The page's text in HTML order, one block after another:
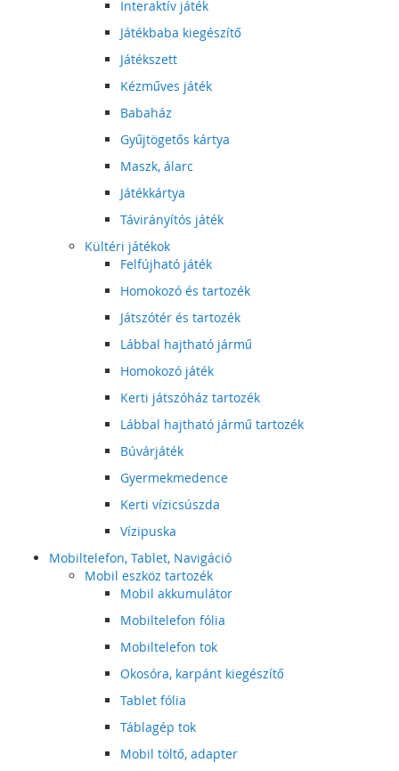
Interaktív játék
Játékbaba kiegészítő
Játékszett
Kézműves játék
Babaház
Gyűjtögetős kártya
Maszk, álarc
Játékkártya
Távirányítós játék
Kültéri játékok
Felfújható játék
Homokozó és tartozék
Játszótér és tartozék
Lábbal hajtható jármű
Homokozó játék
Kerti játszóház tartozék
Lábbal hajtható jármű tartozék
Búvárjáték
Gyermekmedence
Kerti vízicsúszda
Vízipuska
Mobiltelefon, Tablet, Navigáció
Mobil eszköz tartozék
Mobil akkumulátor
Mobiltelefon fólia
Mobiltelefon tok
Okosóra, karpánt kiegészítő
Tablet fólia
Táblagép tok
Mobil töltő, adapter